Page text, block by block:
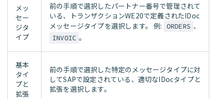
メッ
セー
ジタ
イプ
前の手順で選択したパートナー番号で管理されて
いる、トランザクションWE20で定義されたIDoc
メッセージタイプを選択します。 例:
ORDERS 、
INVOIC 。
基本
タイ
プと
拡張
前の手順で選択した特定のメッセージタイプに対
してSAPで設定されている、適切なIDocタイプと
拡張を選択します。